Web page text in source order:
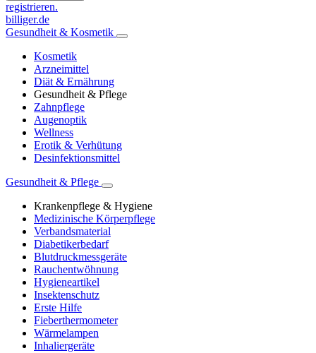
registrieren.
billiger.de
Gesundheit & Kosmetik
Kosmetik
Arzneimittel
Diät & Ernährung
Gesundheit & Pflege
Zahnpflege
Augenoptik
Wellness
Erotik & Verhütung
Desinfektionsmittel
Gesundheit & Pflege
Krankenpflege & Hygiene
Medizinische Körperpflege
Verbandsmaterial
Diabetikerbedarf
Blutdruckmessgeräte
Rauchentwöhnung
Hygieneartikel
Insektenschutz
Erste Hilfe
Fieberthermometer
Wärmelampen
Inhaliergeräte